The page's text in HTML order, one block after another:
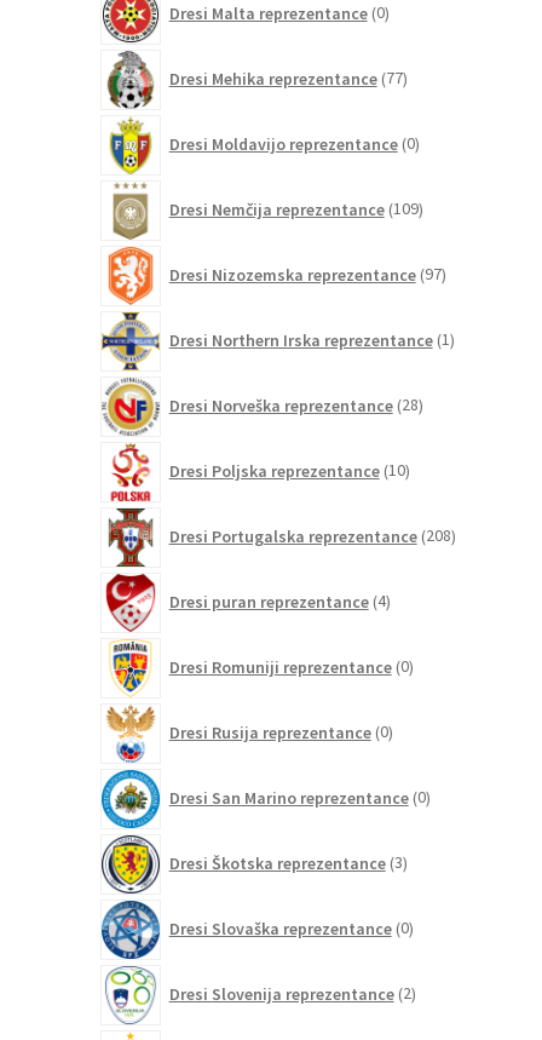
Dresi Malta reprezentance 0izdelkov
Dresi Mehika reprezentance 77izdelkov
Dresi Moldavijo reprezentance 0izdelkov
Dresi Nemčija reprezentance 109izdelkov
Dresi Nizozemska reprezentance 97izdelkov
Dresi Northern Irska reprezentance 1izdelek
Dresi Norveška reprezentance 28izdelkov
Dresi Poljska reprezentance 10izdelkov
Dresi Portugalska reprezentance 208izdelkov
Dresi puran reprezentance 4izdelki
Dresi Romuniji reprezentance 0izdelkov
Dresi Rusija reprezentance 0izdelkov
Dresi San Marino reprezentance 0izdelkov
Dresi Škotska reprezentance 3izdelki
Dresi Slovaška reprezentance 0izdelkov
Dresi Slovenija reprezentance 2izdelka